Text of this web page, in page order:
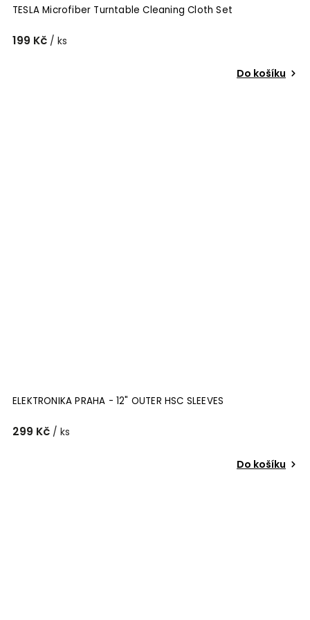
TESLA Microfiber Turntable Cleaning Cloth Set
199 Kč / ks
Do košíku
ELEKTRONIKA PRAHA - 12" OUTER HSC SLEEVES
299 Kč / ks
Do košíku